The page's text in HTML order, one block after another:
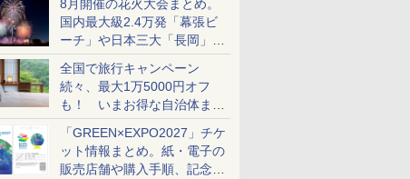
8月開催の花火大会まとめ。
国内最大級2.4万発「幕張ビ
ーチ」や日本三大「長岡」な
ど大型イベント目白押し！
全国で旅行キャンペーン
続々、最大1万5000円オフ
も！ いまお得な自治体まと
め
「GREEN×EXPO2027」チケ
ット情報まとめ。紙・電子の
販売店舗や購入手順、記念チ